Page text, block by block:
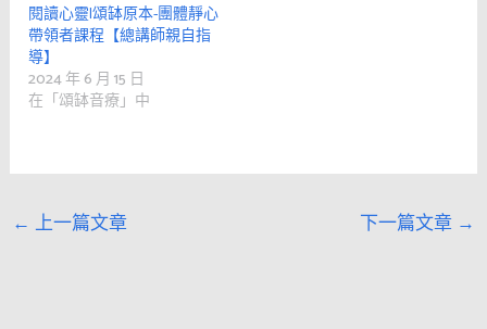
閱讀心靈|頌缽原本-團體靜心
帶領者課程【總講師親自指
導】
2024 年 6 月 15 日
在「頌缽音療」中
← 上一篇文章 下一篇文章 →